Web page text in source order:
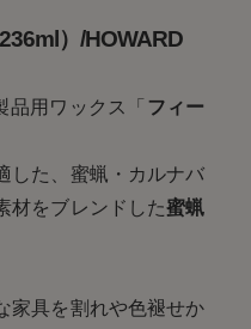
）/HOWARD
品用ワックス「 フィー
した、蜜蝋・カルナバ
材をブレンドした蜜蝋
家具を割れや色褪せか